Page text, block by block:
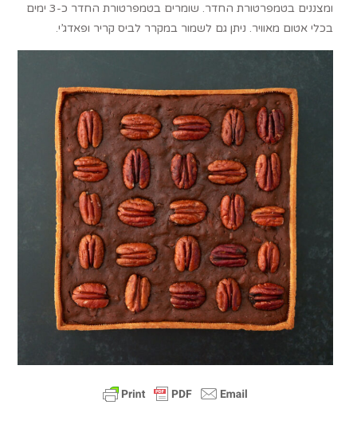
ומצננים בטמפרטורת החדר. שומרים בטמפרטורת החדר כ-3 ימים
בכלי אטום מאוויר. ניתן גם לשמור במקרר לביס קריר ופאדג’י.